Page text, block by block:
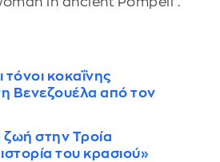
κοκαΐνης
Βενεζουέλα από τον
ζωή στην Τροία
του κρασιού»